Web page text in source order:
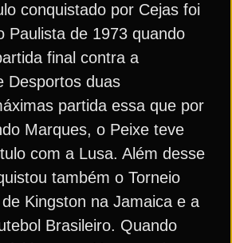
conquistado por Cejas foi
Paulista de 1973 quando
final contra a
Desportos duas
partida essa que por
Marques, o Peixe teve
com a Lusa. Além desse
também o Torneio
Kingston na Jamaica e a
Brasileiro. Quando